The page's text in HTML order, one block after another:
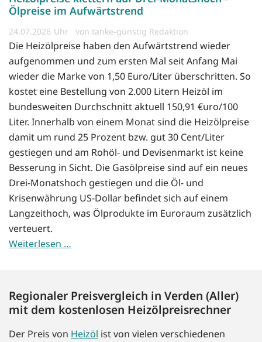
Ölpreise im Aufwärtstrend
24.07.2026 von tanke-günstig Redaktion
Die Heizölpreise haben den Aufwärtstrend wieder
aufgenommen und zum ersten Mal seit Anfang Mai
wieder die Marke von 1,50 Euro/Liter überschritten. So
kostet eine Bestellung von 2.000 Litern Heizöl im
bundesweiten Durchschnitt aktuell 150,91 €uro/100
Liter. Innerhalb von einem Monat sind die Heizölpreise
damit um rund 25 Prozent bzw. gut 30 Cent/Liter
gestiegen und am Rohöl- und Devisenmarkt ist keine
Besserung in Sicht. Die Gasölpreise sind auf ein neues
Drei-Monatshoch gestiegen und die Öl- und
Krisenwährung US-Dollar befindet sich auf einem
Langzeithoch, was Ölprodukte im Euroraum zusätzlich
verteuert.
Weiterlesen …
Regionaler Preisvergleich in Verden (Aller)
mit dem kostenlosen Heizölpreisrechner
Der Preis von Heizöl ist von vielen verschiedenen